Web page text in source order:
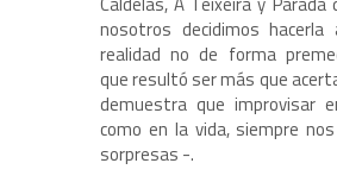
nosotros decidimos hacerla
realidad no de forma
que resultó ser más que
demuestra que improvisar
como en la vida, siempre
sorpresas -.